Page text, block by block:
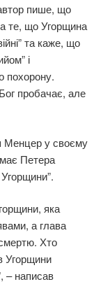
пише, що
те, що Угорщина
та каже, що
і
похорону.
пробачає, але
Менцер у своєму
Петера
яка
а глава
Хто
Угорщини
– написав